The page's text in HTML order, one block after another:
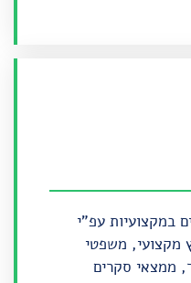
במקצועיות עפ"י
מקצועי, משפטי
ממצאי סקרים